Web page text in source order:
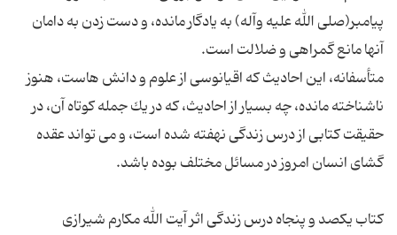
پیامبر(صلى الله علیه وآله) به یادگار مانده، و دست زدن به دامان
متأسفانه، این احادیث كه اقیانوسى از علوم و دانش هاست، هنوز
ناشناخته مانده، چه بسیار از احادیث، كه در یك جمله كوتاه آن، در
حقیقت كتابى از درس زندگى نهفته شده است، و مى تواند عقده
کتاب یکصد و پنجاه درس زندگی اثر آیت الله مکارم شیرازی